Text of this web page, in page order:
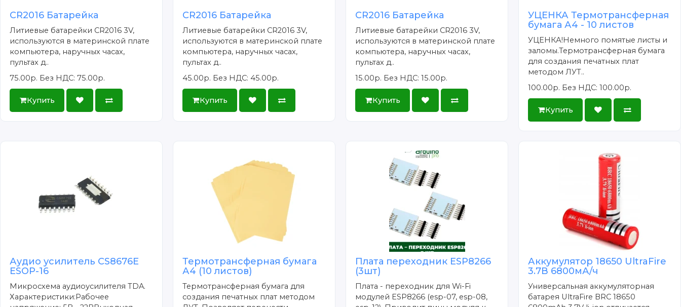
CR2016 Батарейка
Литиевые батарейки CR2016 3V,
используются в материнской плате
компьютера, наручных часах,
пультах д..
75.00р. Без НДС: 75.00р.
Купить
CR2016 Батарейка
Литиевые батарейки CR2016 3V,
используются в материнской плате
компьютера, наручных часах,
пультах д..
45.00р. Без НДС: 45.00р.
Купить
CR2016 Батарейка
Литиевые батарейки CR2016 3V,
используются в материнской плате
компьютера, наручных часах,
пультах д..
15.00р. Без НДС: 15.00р.
Купить
УЦЕНКА Термотрансферная
бумага А4 - 10 листов
УЦЕНКА!Немного помятые листы и
заломы.Термотрансферная бумага
для создания печатных плат
методом ЛУТ..
100.00р. Без НДС: 100.00р.
Купить
Аудио усилитель CS8676E
ESOP-16
Микросхема аудиоусилителя TDA.
Характеристики:Рабочее
Термотрансферная бумага
А4 (10 листов)
Термотрансферная бумага для
создания печатных плат методом
Плата переходник ESP8266
(3шт)
Плата - переходник для Wi-Fi
модулей ESP8266 (esp-07, esp-08,
Аккумулятор 18650 UltraFire
3.7В 6800мА/ч
Универсальная аккумуляторная
батарея UltraFire BRC 18650